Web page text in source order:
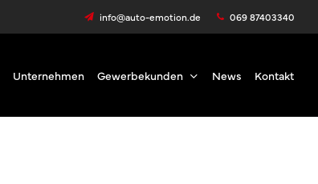
info@auto-emotion.de 069 87403340
Unternehmen Gewerbekunden News Kontakt
Menu